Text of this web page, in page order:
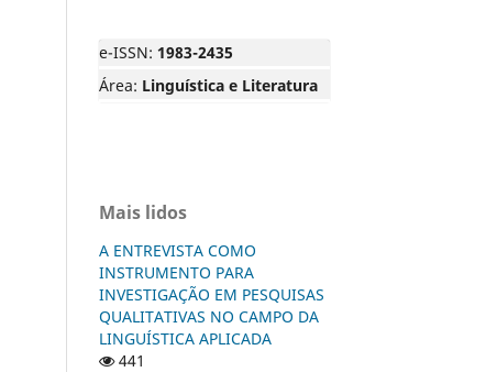
e-ISSN: 1983-2435
Área: Linguística e Literatura
Mais lidos
A ENTREVISTA COMO
INSTRUMENTO PARA
INVESTIGAÇÃO EM PESQUISAS
QUALITATIVAS NO CAMPO DA
LINGUÍSTICA APLICADA
441